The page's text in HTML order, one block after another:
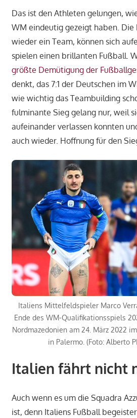
Das ist den Athleten gelungen,
WM eindeutig gezeigt haben. Die
wieder ein Team, können sich
spielen einen brillanten Fußball.
größte Demütigung der
denkt, das 7:1 der Deutschen im
wie wichtig das Teambuilding
fulminante Sieg gelang nur, weil
aufeinander verlassen konnten
auch wieder. Hoffnung für den
Italiens Mittelfeldspieler Marco
Ende des WM-Qualifikationsspiels
Nordmazedonien am 24. März 2022
in Palermo. (Foto: Alberto
Italien fährt nicht
Auch wenn es um die Squadra
ist, denn Italiens Fußball